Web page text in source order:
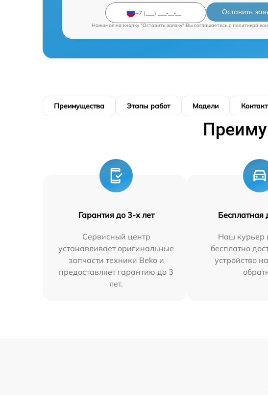
Оставить
Нажимая на кнопку "Оставить заявку" Вы соглашаетесь c политикой
Преимущества Этапы работ Модели
Гарантия до 3-х лет
Сервисный центр
устанавливает оригинальные
запчасти техники Beko и
предоставляет гарантию до 3
лет.
Бесплатная
Наш курьер
бесплатно
устройство